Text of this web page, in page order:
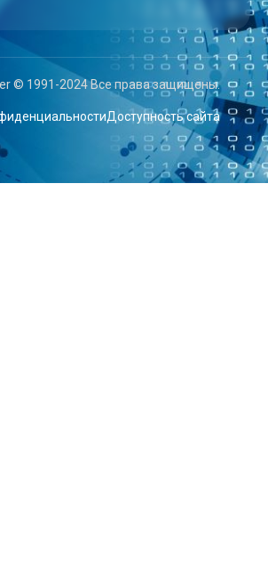
© 1991-2024 Все права защищены.
Доступность сайта